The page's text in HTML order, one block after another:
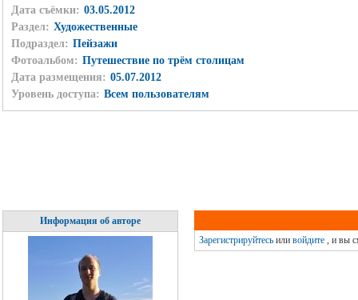
Дата съёмки: 03.05.2012
Раздел: Художественные
Подраздел: Пейзажи
Фотоальбом: Путешествие по трём столицам
Дата размещения: 05.07.2012
Уровень доступа: Всем пользователям
Информация об авторе
Зарегистрируйтесьили войдите, и вы